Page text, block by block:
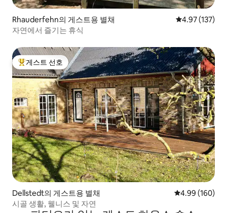
Rhauderfehn의 게스트용 별채 평점 4.97점(5
4.97 (137)
자연에서 즐기는 휴식
상위 게스트 선호
게스트 선호
Dellstedt의 게스트용 별채 평점 4.99점(5
4.99 (160)
시골 생활, 웰니스 및 자연